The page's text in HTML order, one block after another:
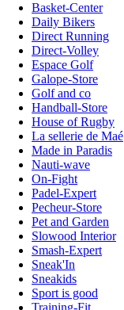
Basket-Center
Daily Bikers
Direct Running
Direct-Volley
Espace Golf
Galope-Store
Golf and co
Handball-Store
House of Rugby
La sellerie de Maé
Made in Paradis
Nauti-wave
On-Fight
Padel-Expert
Pecheur-Store
Pet and Garden
Slowood Interior
Smash-Expert
Sneak'In
Sneakids
Sport is good
Training-Fit